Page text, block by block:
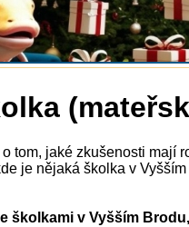
tom, jaké zkušenosti mají
je nějaká školka v
školkami v Vyšším